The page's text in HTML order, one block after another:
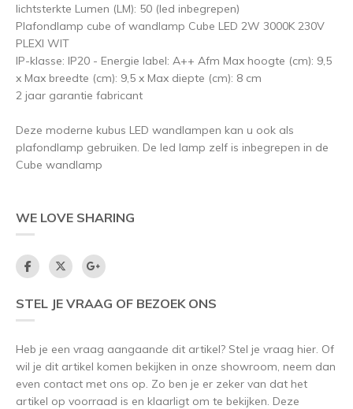
lichtsterkte Lumen (LM): 50 (led inbegrepen)
Plafondlamp cube of wandlamp Cube LED 2W 3000K 230V
PLEXI WIT
IP-klasse: IP20 - Energie label: A++ Afm Max hoogte (cm): 9,5
x Max breedte (cm): 9,5 x Max diepte (cm): 8 cm
2 jaar garantie fabricant
Deze moderne kubus LED wandlampen kan u ook als
plafondlamp gebruiken. De led lamp zelf is inbegrepen in de
Cube wandlamp
WE LOVE SHARING
STEL JE VRAAG OF BEZOEK ONS
Heb je een vraag aangaande dit artikel? Stel je vraag hier. Of
wil je dit artikel komen bekijken in onze showroom, neem dan
even contact met ons op. Zo ben je er zeker van dat het
artikel op voorraad is en klaarligt om te bekijken. Deze